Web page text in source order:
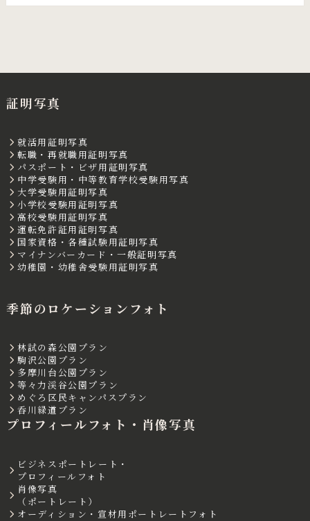
証明写真
就活用証明写真
転職・再就職用証明写真
パスポート・ビザ用証明写真
中学受験用・中等教育学校受験用写真
大学受験用証明写真
小学校受験用証明写真
高校受験用証明写真
運転免許証用証明写真
国家資格・各種試験用証明写真
マイナンバーカード・一般証明写真
幼稚園・幼稚舎受験用証明写真
季節のロケーションフォト
林試の森公園プラン
駒沢公園プラン
多摩川台公園プラン
等々力渓谷公園プラン
めぐろ区民キャンパスプラン
呑川緑道プラン
プロフィールフォト・肖像写真
ビジネスポートレート・
プロフィールフォト
肖像写真
（ポートレート）
オーディション・宣材用ポートレートフォト